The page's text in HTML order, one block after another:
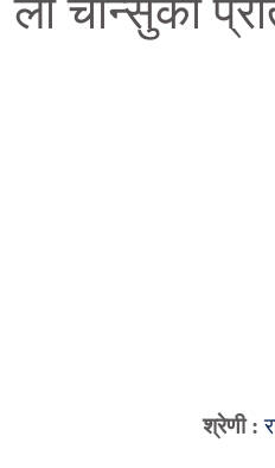
ली चान्सुको
श्रेणी :